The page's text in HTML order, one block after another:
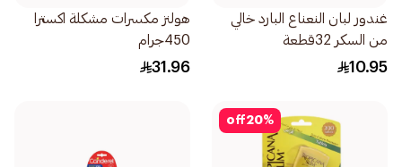
غندور لبان النعناع البارد خالي
من السكر 32قطعة
10.95
هولنز مكسرات مشكلة اكسترا
450جرام
31.96
20%
off